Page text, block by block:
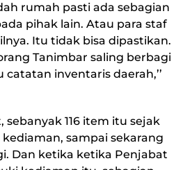
rumah pasti ada sebagian
pihak lain. Atau para staf
Itu tidak bisa dipastikan.
Tanimbar saling berbagi
catatan inventaris daerah,’’
116 item itu sejak
sampai sekarang
Dan ketika ketika Penjabat